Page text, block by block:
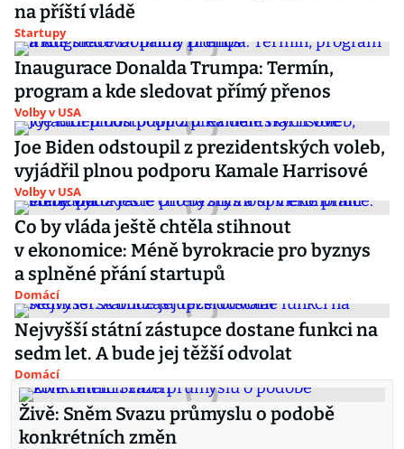
na příští vládě
Startupy
Inaugurace Donalda Trumpa: Termín,
program a kde sledovat přímý přenos
Volby v USA
Joe Biden odstoupil z prezidentských voleb,
vyjádřil plnou podporu Kamale Harrisové
Volby v USA
Co by vláda ještě chtěla stihnout
v ekonomice: Méně byrokracie pro byznys
a splněné přání startupů
Domácí
Nejvyšší státní zástupce dostane funkci na
sedm let. A bude jej těžší odvolat
Domácí
Živě: Sněm Svazu průmyslu o podobě
konkrétních změn